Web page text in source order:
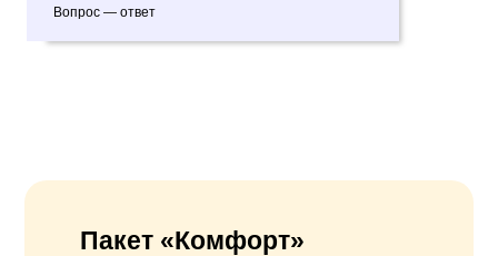
Вопрос — ответ
Пакет «Комфорт»